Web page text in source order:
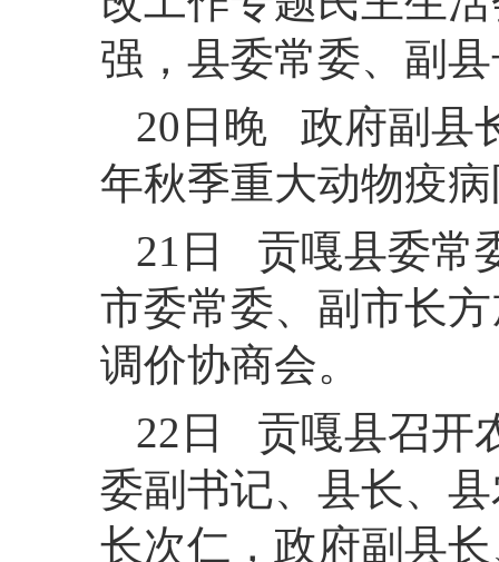
强，县委常委、副
20日晚 政府副县
年秋季重大动物疫
21日 贡嘎县委常
市委常委、副市长
调价协商会。
22日 贡嘎县召开
委副书记、县长、
长次仁，政府副县